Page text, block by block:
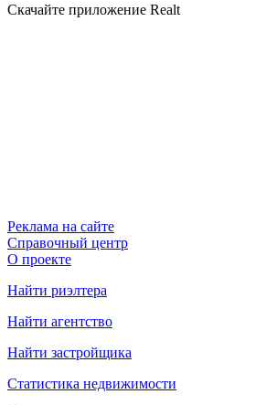
Скачайте приложение Realt
Реклама на сайте
Справочный центр
О проекте
Найти риэлтера
Найти агентство
Найти застройщика
Статистика недвижимости